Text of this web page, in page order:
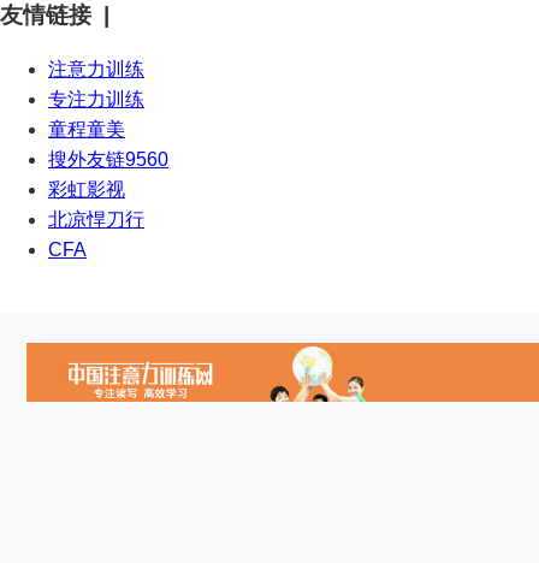
友情链接 |
注意力训练
专注力训练
童程童美
搜外友链9560
彩虹影视
北凉悍刀行
CFA